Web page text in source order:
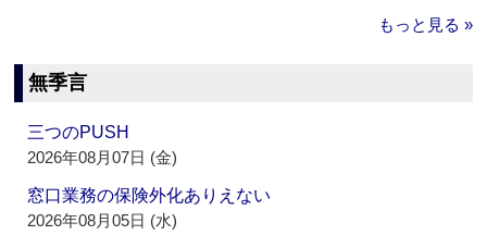
もっと見る »
無季言
三つのPUSH
2026年08月07日 (金)
窓口業務の保険外化ありえない
2026年08月05日 (水)